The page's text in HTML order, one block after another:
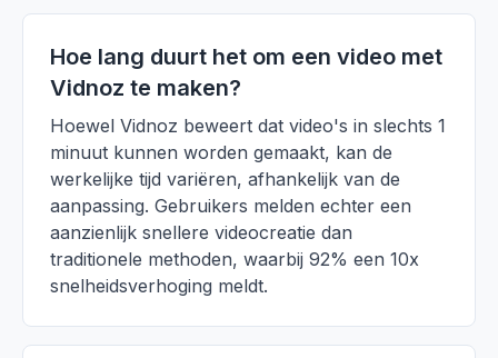
Hoe lang duurt het om een video met
Vidnoz te maken?
Hoewel Vidnoz beweert dat video's in slechts 1
minuut kunnen worden gemaakt, kan de
werkelijke tijd variëren, afhankelijk van de
aanpassing. Gebruikers melden echter een
aanzienlijk snellere videocreatie dan
traditionele methoden, waarbij 92% een 10x
snelheidsverhoging meldt.